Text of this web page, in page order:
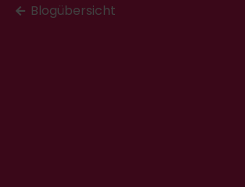
Blogübersicht